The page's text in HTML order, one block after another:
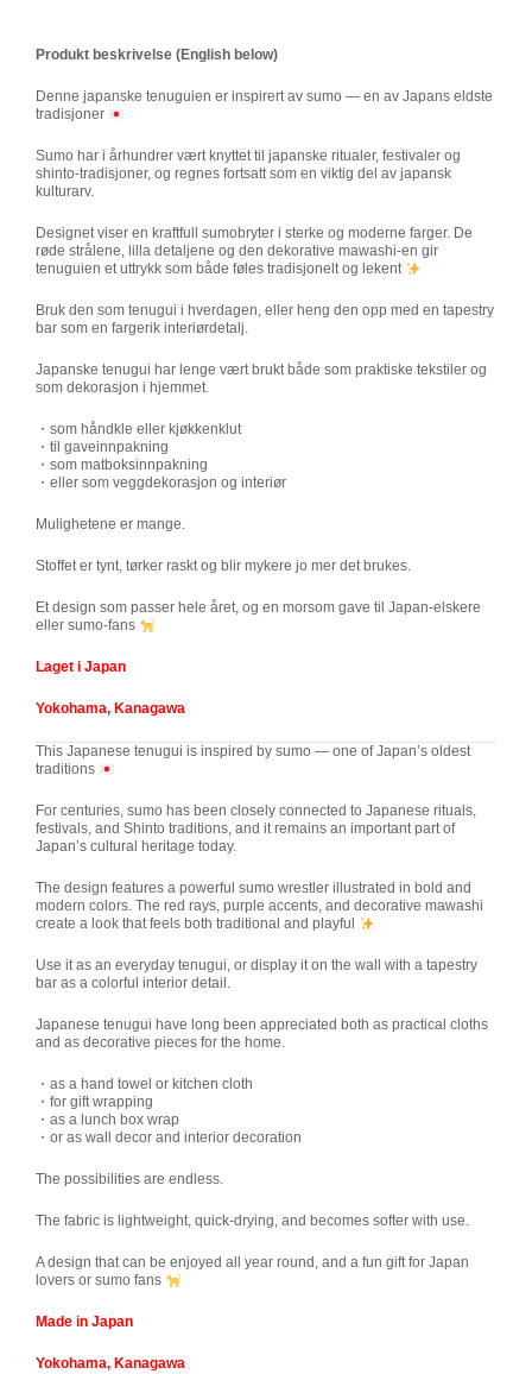
Produkt beskrivelse (English below)
Denne japanske tenuguien er inspirert av sumo — en av Japans eldste
tradisjoner
Sumo har i århundrer vært knyttet til japanske ritualer, festivaler og
shinto-tradisjoner, og regnes fortsatt som en viktig del av japansk
kulturarv.
Designet viser en kraftfull sumobryter i sterke og moderne farger. De
røde strålene, lilla detaljene og den dekorative mawashi-en gir
tenuguien et uttrykk som både føles tradisjonelt og lekent
Bruk den som tenugui i hverdagen, eller heng den opp med en tapestry
bar som en fargerik interiørdetalj.
Japanske tenugui har lenge vært brukt både som praktiske tekstiler og
som dekorasjon i hjemmet.
・som håndkle eller kjøkkenklut
・til gaveinnpakning
・som matboksinnpakning
・eller som veggdekorasjon og interiør
Mulighetene er mange.
Stoffet er tynt, tørker raskt og blir mykere jo mer det brukes.
Et design som passer hele året, og en morsom gave til Japan-elskere
eller sumo-fans
Laget i Japan
Yokohama, Kanagawa
This Japanese tenugui is inspired by sumo — one of Japan’s oldest
traditions
For centuries, sumo has been closely connected to Japanese rituals,
festivals, and Shinto traditions, and it remains an important part of
Japan’s cultural heritage today.
The design features a powerful sumo wrestler illustrated in bold and
modern colors. The red rays, purple accents, and decorative mawashi
create a look that feels both traditional and playful
Use it as an everyday tenugui, or display it on the wall with a tapestry
bar as a colorful interior detail.
Japanese tenugui have long been appreciated both as practical cloths
and as decorative pieces for the home.
・as a hand towel or kitchen cloth
・for gift wrapping
・as a lunch box wrap
・or as wall decor and interior decoration
The possibilities are endless.
The fabric is lightweight, quick-drying, and becomes softer with use.
A design that can be enjoyed all year round, and a fun gift for Japan
lovers or sumo fans
Made in Japan
Yokohama, Kanagawa